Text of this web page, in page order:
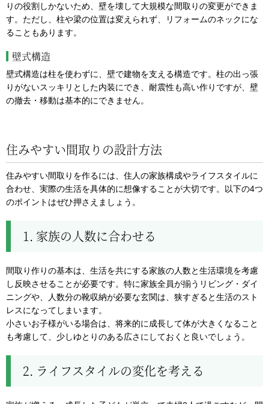
りの役割しかないため、壁を壊して大規模な間取りの変更ができま
す。ただし、柱や梁の位置は変えられず、リフォームのネックにな
ることもあります。
壁式構造
壁式構造は柱を使わずに、壁で建物を支える構造です。柱の出っ張
りがないスッキリとした内装にでき、耐震性も高い作りですが、壁
の撤去・移動は基本的にできません。
住みやすい間取りの設計方法
住みやすい間取りを作るには、住人の家族構成やライフスタイルに
合わせ、実際の生活を具体的に想像することが大切です。以下の4つ
のポイントはぜひ押さえましょう。
1. 家族の人数に合わせる
間取り作りの基本は、生活を共にする家族の人数と生活環境を考慮
し反映させることが必要です。特に家族全員が揃うリビング・ダイ
ニングや、人数分の靴収納が必要な玄関は、狭すぎると生活のスト
レスになってしまいます。
小さいお子様がいる場合は、将来的に成長して体が大きくなること
も考慮して、少しゆとりのある広さにしておくと良いでしょう。
2. ライフスタイルの変化を考える